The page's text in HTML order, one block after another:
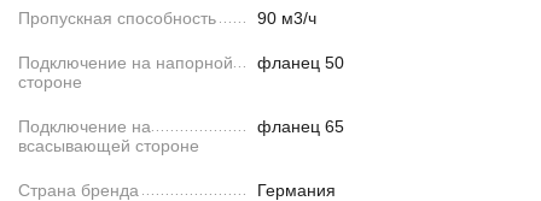
Пропускная способность 90 м3/ч
Подключение на напорной
стороне
фланец 50
Подключение на
всасывающей стороне
фланец 65
Страна бренда Германия